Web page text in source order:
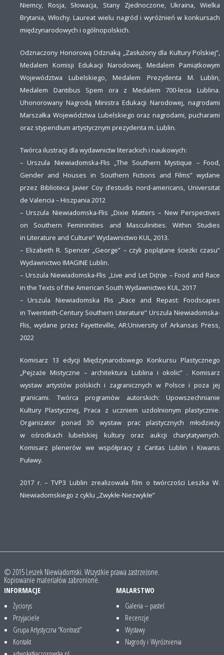
Niemcy, Rosja, Słowacja, Stany Zjednoczone, Ukraina, Wielka
Brytania, Włochy. Laureat wielu nagród i wyróżnień w konkursach
międzynarodowych i ogólnopolskich.
Odznaczony Honorową Odznaką „Zasłużony dla Kultury Polskiej”,
Medalem Komisji Edukacji Narodowej, Medalem Pamiątkowym
Województwa Lubelskiego, Medalem Prezydenta M. Lublin,
Medalem Dantibus Spem ora z Medalem 700-lecia Lublina.
Uhonorowany Nagrodą Ministra Edukacji Narodowej, nagrodami
Marszałka Województwa Lubelskiego oraz nagrodami, pucharami
oraz stypendium artystycznym prezydenta m. Lublin.
Twórca ilustracji dla wydawnictw literackich i naukowych:
– Urszula Niewiadomska-Flis „The Southern Mystique – Food,
Gender and Houses in Southern Fictions and Films” wydane
przez Biblioteca Javier Coy d’estudis nord-americans, Universitat
de Valencia – Hiszpania 2012
– Urszula Niewiadomska-Flis „Dixie Matters – New Perspectives
on Southern Femininities and Masculinities. Within Studies
in Literature and Culture” Wydawnictwo KUL, 2013.
– Elizabeth R. Spencer „George” – czyli poplątane ścieżki czasu”
Wydawnictwo IMAGINE Lublin.
– Urszula Niewiadomska-Flis „Live and Let Di(n)e – Food and Race
in the Texts of the American South Wydawnictwo KUL, 2017
– Urszula Niewiadomska Flis „Race and Repast: Foodscapes
in Twentieth-Century Southern Literature” Urszula Niewiadomska-
Flis, wydane przez Fayetteville, AR:University of Arkansas Press,
2022
Komisarz 13 edycji Międzynarodowego Konkursu Plastycznego
„Pejzaże Mistyczne – architektura Lublina i okolic” . Komisarz
wystaw artystów polskich i zagranicznych w Polsce i poza jej
granicami. Twórca programów autorskich: Upowszechnianie
Kultury Plastycznej, Praca z uczniem uzdolnionym plastycznie.
Organizator ponad 30 wystaw prac plastycznych młodzieży
w ośrodkach lubelskiej kultury oraz aukcji charytatywnych.
Komisarz plenerów we współpracy z Caritas Lublin i Kiwanis
Puławy.
2017 r. – TVP3 Lublin zrealizowała film o twórczości Leszka W.
Niewiadomskiego z cyklu „Zwykłe-Niezwykłe”
© 2015 Leszek Niewiadomski. Wszystkie prawa zastrzeżone.
Kopiowanie materiałów zabronione.
INFORMACJE
Życiorys
Przyjaciele
Grupa Artystyczna “Kontrast”
Kontakt
MALARSTWO
Galeria – pastel
Recenzje
Wystawy
Nagrody i Wyróżnienia